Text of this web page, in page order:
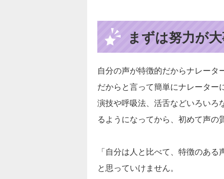
まずは努力が
自分の声が特徴的だからナレータ
だからと言って簡単にナレーター
演技や呼吸法、活舌などいろいろ
るようになってから、初めて声の
「自分は人と比べて、特徴のあ
と思っていけません。